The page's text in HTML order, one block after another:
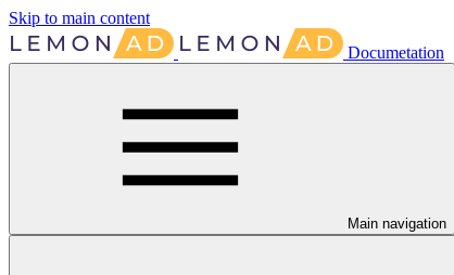
Skip to main content
Documetation
Main navigation